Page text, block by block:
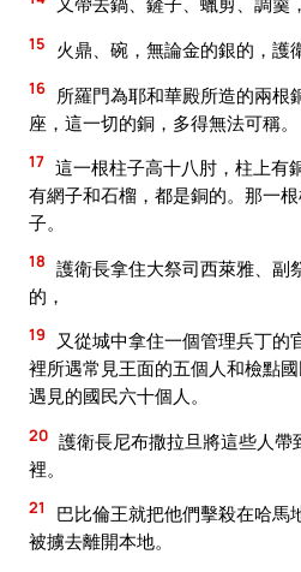
15 火鼎、碗，無論金的銀的，護
16
所羅門為耶和華殿所造的兩根
座，這一切的銅，多得無法可稱。
17 這一根柱子高十八肘，柱上有
有網子和石榴，都是銅的。那一
子。
18 護衛長拿住大祭司西萊雅、副
的，
19
又從城中拿住一個管理兵丁的
裡所遇常見王面的五個人和檢點
遇見的國民六十個人。
20 護衛長尼布撒拉旦將這些人帶
裡。
21
巴比倫王就把他們擊殺在哈馬
被擄去離開本地。